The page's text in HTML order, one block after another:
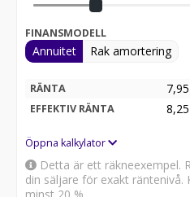
vehicle is available for export.
Rindstål Bil AB
08-562 09 210 /
Öppettider:
FINANSMODELL
Annuitet Rak amortering
RÄNTA
EFFEKTIV RÄNTA 8,25
Öppna kalkylator
Detta är ett räkneexempel.
din säljare för exakt
minst 20 %.